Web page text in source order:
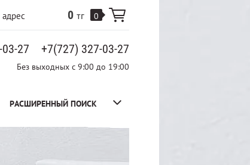
0 тг 0
27 +7(727) 327-03-27
Без выходных с 9:00 до 19:00
РАСШИРЕННЫЙ ПОИСК